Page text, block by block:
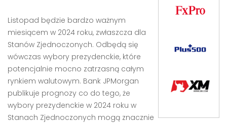
Listopad będzie bardzo ważnym
miesiącem w 2024 roku, zwłaszcza dla
Stanów Zjednoczonych. Odbędą się
wówczas wybory prezydenckie, które
potencjalnie mocno zatrzasną całym
rynkiem walutowym. Bank JPMorgan
publikuje prognozy co do tego, że
wybory prezydenckie w 2024 roku w
Stanach Zjednoczonych mogą znacznie